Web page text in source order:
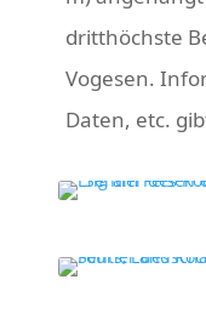
dritthöchste
Vogesen.
Daten, etc.